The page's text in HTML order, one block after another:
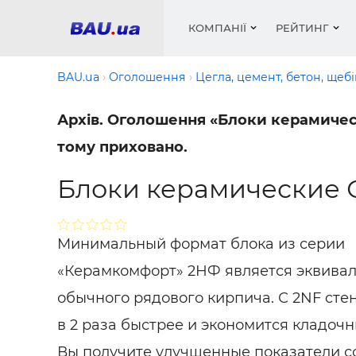
КОМПАНІЇ
Фарби,
РЕЙТИНГ
Меблі
Вікна і
Фарби,
BAU.ua Оголошення Цегла, цемент, бетон,
Архів. Оголошення «Блоки
тому приховано.
Блоки керамические
Минимальный формат блока из серии
«Керамкомфорт» 2НФ является
обычного рядового кирпича. С 2NF
в 2 раза быстрее и экономится
Вы получите улучшенные показатели